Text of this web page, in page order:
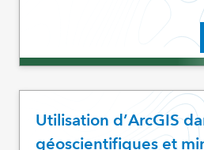
Utilisation d’ArcGIS
géoscientifiques et